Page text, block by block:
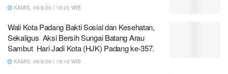
KAMIS, 06/8/26 | 19:20 WIB
Wali Kota Padang Bakti Sosial dan Kesehatan,
Sekaligus Aksi Bersih Sungai Batang Arau
Sambut Hari Jadi Kota (HJK) Padang ke-357.
KAMIS, 06/8/26 | 19:13 WIB